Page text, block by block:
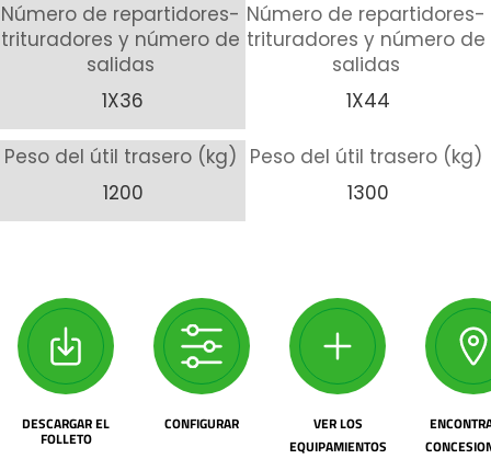
Número de repartidores-
trituradores y número de
salidas
1X36
Número de repartidores-
trituradores y número de
salidas
1X44
Peso del útil trasero (kg)
1200
Peso del útil trasero (kg)
1300
DESCARGAR EL
FOLLETO
CONFIGURAR
VER LOS
EQUIPAMIENTOS